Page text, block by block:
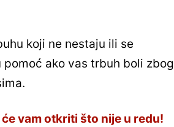
koji ne nestaju ili se
ako vas trbuh boli zbog
vam otkriti što nije u redu!